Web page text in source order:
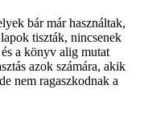
bár már használtak,
tiszták, nincsenek
a könyv alig mutat
azok számára, akik
nem ragaszkodnak a